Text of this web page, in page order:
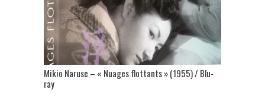
Mikio Naruse – « Nuages flottants » (1955) / Blu-
ray